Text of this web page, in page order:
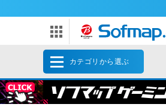
カテゴリから選ぶ